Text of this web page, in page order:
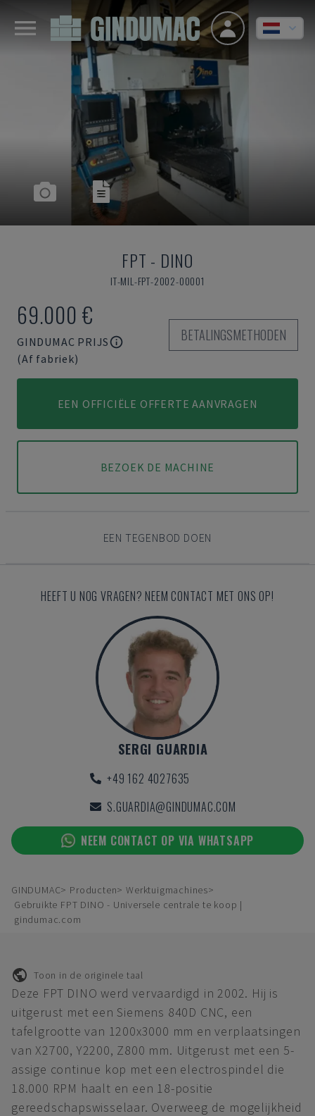
FPT - DINO
IT-MIL-FPT-2002-00001
69.000 €
GINDUMAC PRIJS
(Af fabriek)
BETALINGSMETHODEN
EEN OFFICIËLE OFFERTE AANVRAGEN
BEZOEK DE MACHINE
EEN TEGENBOD DOEN
HEEFT U NOG VRAGEN? NEEM CONTACT MET ONS OP!
SERGI GUARDIA
+49 162 4027635
S.GUARDIA@GINDUMAC.COM
NEEM CONTACT OP VIA WHATSAPP
GINDUMAC Producten
Werktuigmachines
Gebruikte FPT DINO - Universele centrale te koop |
gindumac.com
Toon in de originele taal
Deze FPT DINO werd vervaardigd in 2002. Hij is
uitgerust met een Siemens 840D CNC, een
tafelgrootte van 1200x3000 mm en verplaatsingen
van X2700, Y2200, Z800 mm. Uitgerust met een 5-
assige continue kop met een electrospindel die
18.000 RPM haalt en een 18-positie
gereedschapswisselaar. Overweeg de mogelijkheid